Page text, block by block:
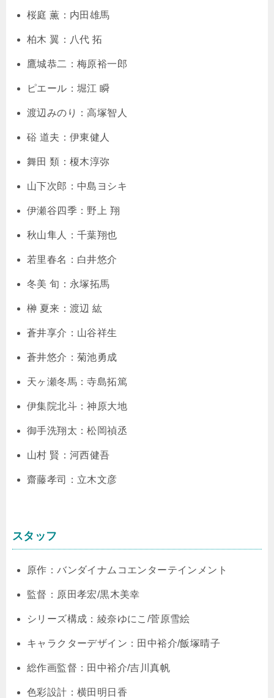
桜庭 薫：内田雄馬
柏木 翼：八代 拓
鷹城恭二：梅原裕一郎
ピエール：堀江 瞬
渡辺みのり：高塚智人
硲 道夫：伊東健人
舞田 類：榎木淳弥
山下次郎：中島ヨシキ
伊瀬谷四季：野上 翔
秋山隼人：千葉翔也
若里春名：白井悠介
冬美 旬：永塚拓馬
榊 夏来：渡辺 紘
蒼井享介：山谷祥生
蒼井悠介：菊池勇成
天ヶ瀬冬馬：寺島拓篤
伊集院北斗：神原大地
御手洗翔太：松岡禎丞
山村 賢：河西健吾
齋藤孝司：立木文彦
スタッフ
原作：バンダイナムコエンターテインメント
監督：原田孝宏/黒木美幸
シリーズ構成：綾奈ゆにこ/菅原雪絵
キャラクターデザイン：田中裕介/飯塚晴子
総作画監督：田中裕介/吉川真帆
色彩設計：横田明日香